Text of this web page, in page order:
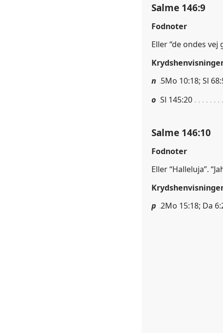
Salme 146:9
Fodnoter
Eller “de ondes
n 5Mo 10:18; Sl
o Sl 145:20
Salme 146:10
Fodnoter
Eller “Halleluja”.
p 2Mo 15:18; Da